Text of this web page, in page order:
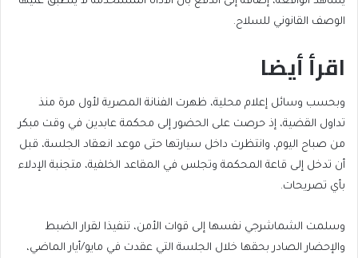
الوصف القانوني للسلاح.
اقرأ أيضا
list
of
2
items
end
of
list
وبحسب وسائل إعلام محلية، ظهرت الفنانة المصرية لأول مرة منذ
تداول القضية، إذ حرصت على الحضور إلى محكمة عابدين في وقت مبكر
من صباح اليوم، وانتظرت داخل سيارتها حتى موعد انعقاد الجلسة، قبل
أن تدخل إلى قاعة المحكمة وتجلس في المقاعد الخلفية، متجنبة الإدلاء
بأي تصريحات.
وسلمت الشماشرجي نفسها إلى قوات الأمن، تنفيذا لقرار الضبط
والإحضار الصادر بحقها خلال الجلسة التي عقدت في مايو/أيار الماضي،